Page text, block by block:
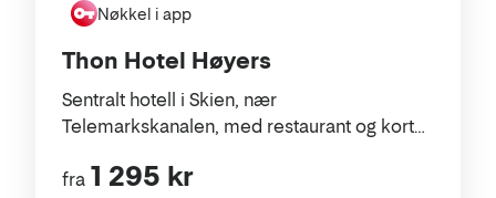
Thon Hotel Høyers
Sentralt hotell i Skien, nær
Telemarkskanalen, med restaurant og kort
Nøkkel i app
fra 1 295 kr